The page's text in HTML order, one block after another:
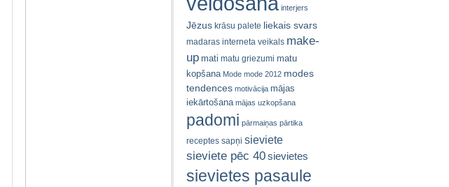
interjers
Jēzus krāsu palete liekais svars
madaras interneta veikals make-
up mati matu griezumi matu
kopšana Mode mode 2012 modes
tendences motivācija mājas
iekārtošana mājas uzkopšana
padomi pārmaiņas pārtika
receptes sapņi sieviete
sieviete pēc 40sievietes
sievietes pasaule